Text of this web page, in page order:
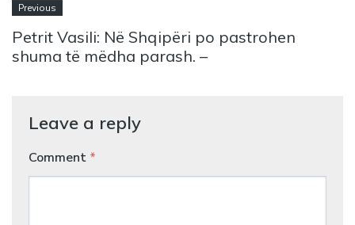
Previous
Petrit Vasili: Në Shqipëri po pastrohen
shuma të mëdha parash. –
Leave a reply
Comment *